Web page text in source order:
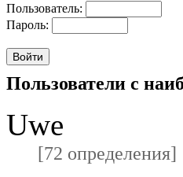
Пользователь:
Пароль:
Пользователи с
Uwe
[72 определения]